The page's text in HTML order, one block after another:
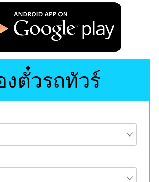
งตั๋วรถทัวร์